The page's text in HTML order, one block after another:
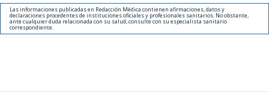
Las informaciones publicadas en Redacción Médica contienen afirmaciones, datos y
declaraciones procedentes de instituciones oficiales y profesionales sanitarios. No obstante,
ante cualquier duda relacionada con su salud, consulte con su especialista sanitario
correspondiente.